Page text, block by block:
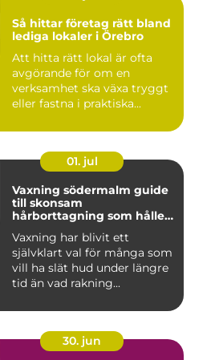
Så hittar företag rätt bland
lediga lokaler i Örebro
Att hitta rätt lokal är ofta
avgörande för om en
verksamhet ska växa tryggt
eller fastna i praktiska...
01. jul
Vaxning södermalm guide
till skonsam
hårborttagning som håller
Vaxning har blivit ett
självklart val för många som
vill ha slät hud under längre
tid än vad rakning...
30. jun